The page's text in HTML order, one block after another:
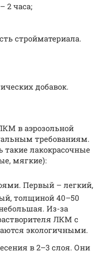
2 часа;
стройматериала.
добавок.
в аэрозольной
требованиям.
лакокрасочные
мягкие):
Первый – легкий,
толщиной 40–50
Из-за
ЛКМ с
экологичными.
в 2–3 слоя. Они